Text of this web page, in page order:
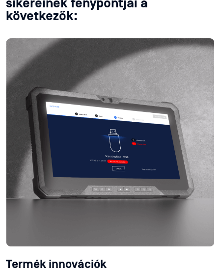
sikereinek fénypontjai a
következők:
Termék innovációk